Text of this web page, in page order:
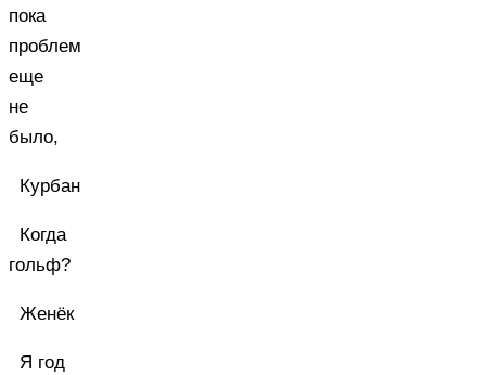
пока
проблем
еще
не
было,
Курбан
Когда
гольф?
Женёк
Я год